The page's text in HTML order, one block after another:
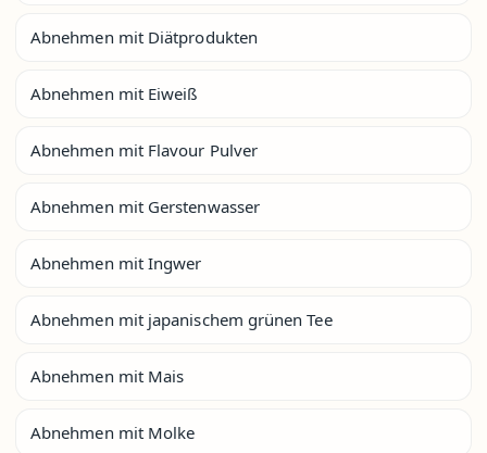
Abnehmen mit Diätprodukten
Abnehmen mit Eiweiß
Abnehmen mit Flavour Pulver
Abnehmen mit Gerstenwasser
Abnehmen mit Ingwer
Abnehmen mit japanischem grünen Tee
Abnehmen mit Mais
Abnehmen mit Molke